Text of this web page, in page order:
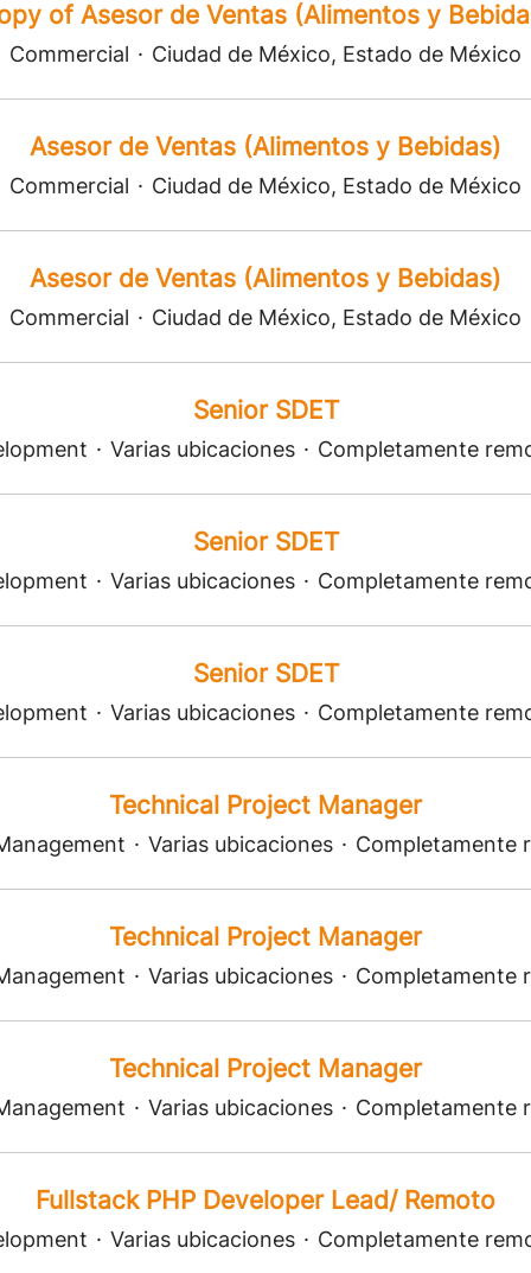
of Asesor de Ventas (Alimentos y
Commercial · Ciudad de México, Estado de México
Asesor de Ventas (Alimentos y Bebidas)
Commercial · Ciudad de México, Estado de México
Asesor de Ventas (Alimentos y Bebidas)
Commercial · Ciudad de México, Estado de México
Senior SDET
· Varias ubicaciones · Completamente
Senior SDET
· Varias ubicaciones · Completamente
Senior SDET
· Varias ubicaciones · Completamente
Technical Project Manager
· Varias ubicaciones · Completamente
Technical Project Manager
· Varias ubicaciones · Completamente
Technical Project Manager
· Varias ubicaciones · Completamente
Fullstack PHP Developer Lead/ Remoto
· Varias ubicaciones · Completamente